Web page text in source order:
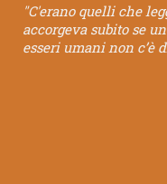
"C'erano quelli che
accorgeva subito se
esseri umani non c’è